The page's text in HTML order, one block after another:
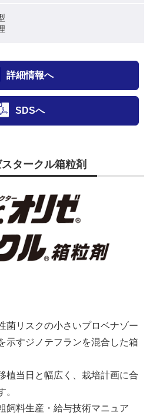
詳細情報へ
SDSへ
タークル箱粒剤
菌リスクの小さいプロベナゾー
示すジノテフランを混合した箱
植当日と幅広く、栽培計画に合
。
飼料生産・給与技術マニュア